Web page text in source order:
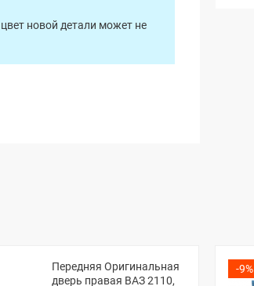
новой детали может не
Передняя Оригинальная
дверь правая ВАЗ 2110,
-9%